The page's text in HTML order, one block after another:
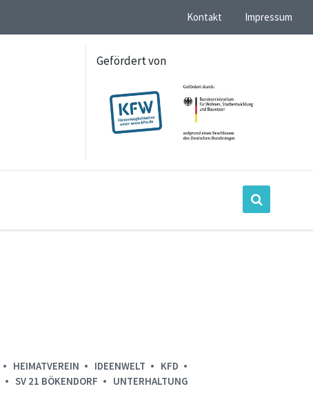
Kontakt Impressum
Gefördert von
HEIMATVEREIN IDEENWELT
KFD
SV 21 BÖKENDORF UNTERHALTUNG